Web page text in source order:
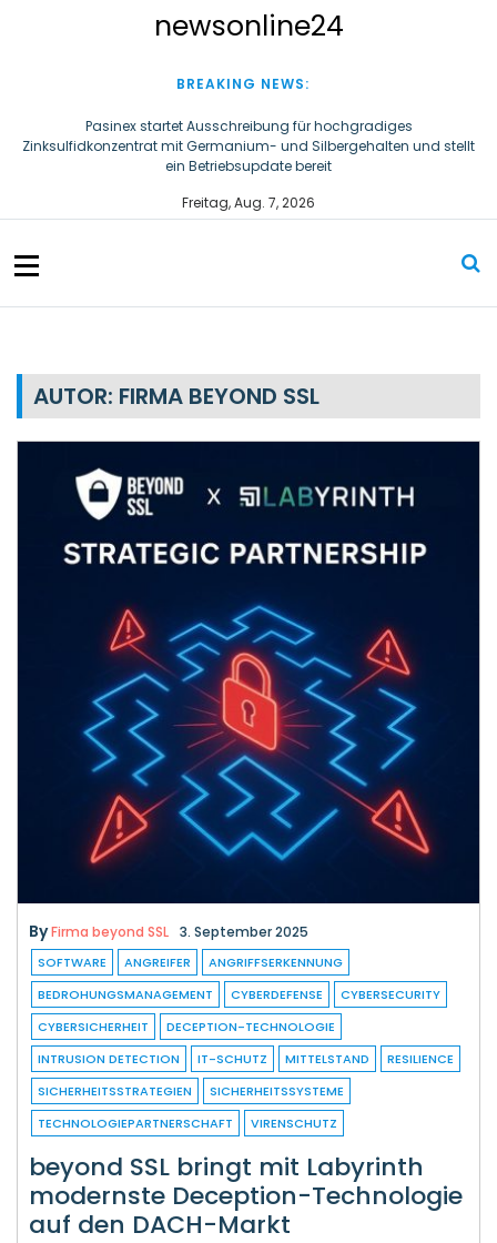
t
newsonline24
BREAKING NEWS:
Pasinex startet Ausschreibung für hochgradiges
Zinksulfidkonzentrat mit Germanium- und Silbergehalten und stellt
ein Betriebsupdate bereit
Steigende Adipositasrate zeigt strukturellen Handlungsbedarf bei
der Ernährung schulpflichtiger Kinder
Freitag, Aug. 7, 2026
AUTOR: FIRMA BEYOND SSL
ByFirma beyond SSL 3. September 2025
SOFTWARE ANGREIFER
ANGRIFFSERKENNUNG
BEDROHUNGSMANAGEMENT
CYBERDEFENSE
CYBERSECURITY
CYBERSICHERHEIT
DECEPTION-TECHNOLOGIE
INTRUSION DETECTION
IT-SCHUTZ MITTELSTAND
RESILIENCE
SICHERHEITSSTRATEGIEN
SICHERHEITSSYSTEME
TECHNOLOGIEPARTNERSCHAFT
VIRENSCHUTZ
beyond SSL bringt mit Labyrinth
modernste Deception-Technologie
auf den DACH-Markt